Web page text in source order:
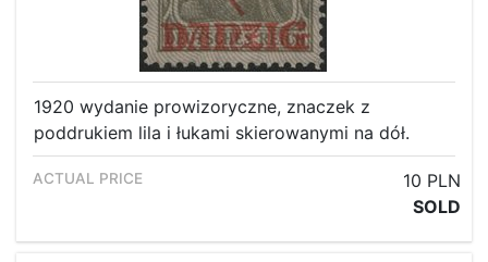
1920 wydanie prowizoryczne, znaczek z
poddrukiem lila i łukami skierowanymi na dół.
10 PLN
SOLD